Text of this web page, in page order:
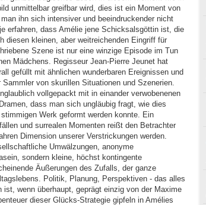
unmittelbar greifbar wird, dies ist ein Moment von
ihn sich intensiver und beeindruckender nicht
erfahren, dass Amélie jene Schicksalsgöttin ist, die
diesen kleinen, aber weitreichenden Eingriff für
Szene ist nur eine winzige Episode im Tun
Mädchens. Regisseur Jean-Pierre Jeunet hat
gefüllt mit ähnlichen wunderbaren Ereignissen und
von skurillen Situationen und Szenerien.
vollgepackt mit in einander verwobenenen
dass man sich ungläubig fragt, wie dies
Werk geformt werden konnte. Ein
und surrealen Momenten reißt den Betrachter
Dimension unserer Verstrickungen werden.
Umwälzungen, anonyme
sondern kleine, höchst kontingente
Äußerungen des Zufalls, der ganze
Politik, Planung, Perspektiven - das alles
wenn überhaupt, geprägt einzig von der Maxime
dieser Glücks-Strategie gipfeln in Amélies